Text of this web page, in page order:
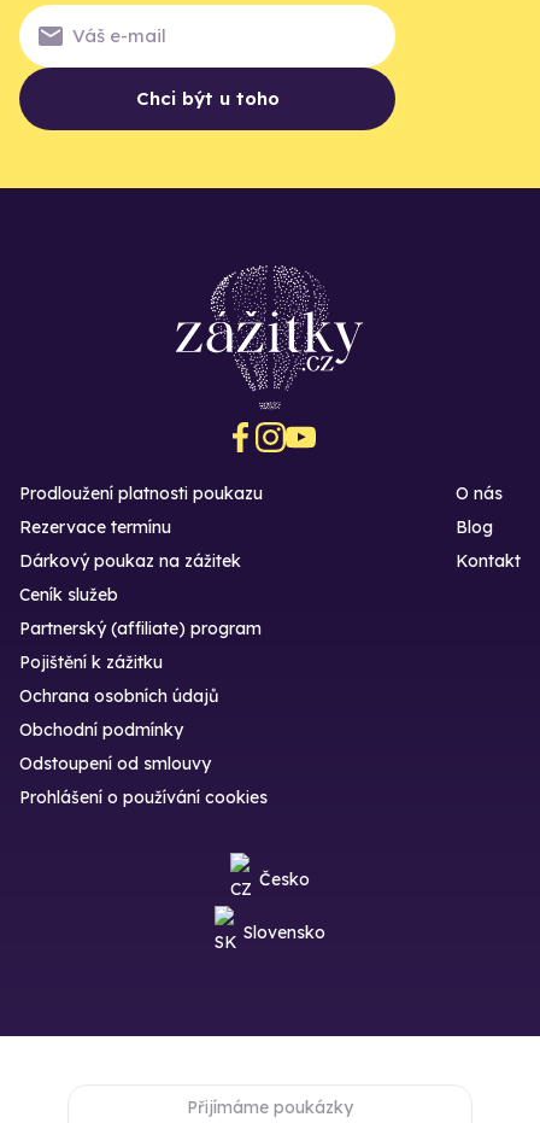
Chci být u toho
Prodloužení platnosti poukazu
Rezervace termínu
Dárkový poukaz na zážitek
O nás
Blog
Kontakt
Ceník služeb
Partnerský (affiliate) program
Pojištění k zážitku
Ochrana osobních údajů
Obchodní podmínky
Odstoupení od smlouvy
Prohlášení o používání cookies
Česko
Slovensko
Přijímáme poukázky